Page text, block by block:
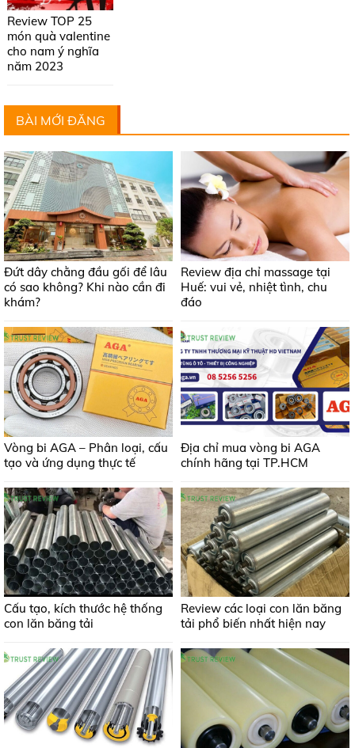
Review TOP 25
món quà valentine
cho nam ý nghĩa
năm 2023
BÀI MỚI ĐĂNG
Đứt dây chằng đầu gối để lâu
có sao không? Khi nào cần đi
khám?
Review địa chỉ massage tại
Huế: vui vẻ, nhiệt tình, chu
đáo
Vòng bi AGA – Phân loại, cấu
tạo và ứng dụng thực tế
Địa chỉ mua vòng bi AGA
chính hãng tại TP.HCM
Cấu tạo, kích thước hệ thống
con lăn băng tải
Review các loại con lăn băng
tải phổ biến nhất hiện nay